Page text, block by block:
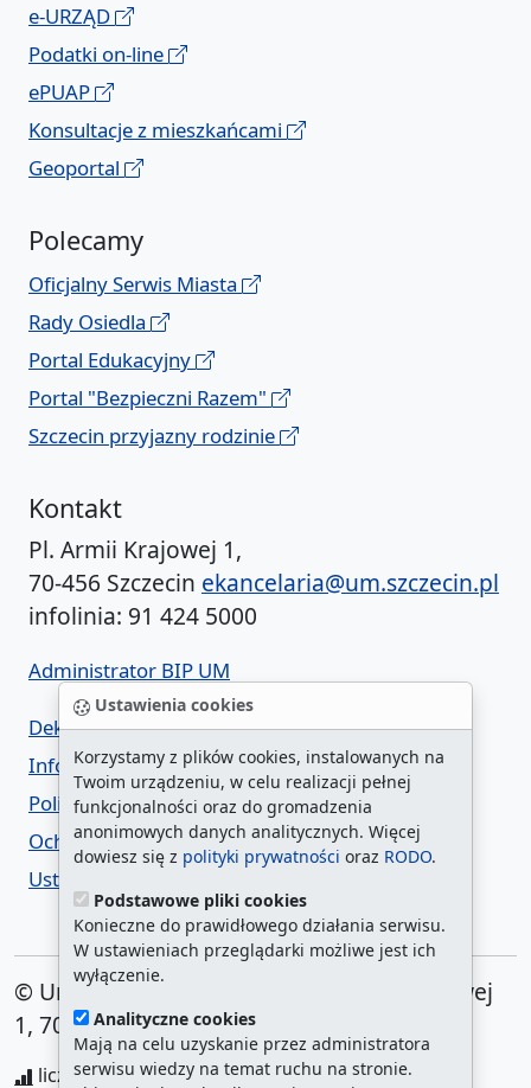
Ustawienia cookies
Korzystamy z plików cookies, instalowanych na
Twoim urządzeniu, w celu realizacji pełnej
funkcjonalności oraz do gromadzenia
anonimowych danych analitycznych. Więcej
dowiesz się z polityki prywatności oraz RODO.
Podstawowe pliki cookies
Konieczne do prawidłowego działania serwisu.
W ustawieniach przeglądarki możliwe jest ich
wyłączenie.
Analityczne cookies
Mają na celu uzyskanie przez administratora
serwisu wiedzy na temat ruchu na stronie.
e-URZĄD
Podatki on-line
ePUAP
Konsultacje z mieszkańcami
Geoportal
Polecamy
Oficjalny Serwis Miasta
Rady Osiedla
Portal Edukacyjny
Portal "Bezpieczni Razem"
Szczecin przyjazny rodzinie
Kontakt
Pl. Armii Krajowej 1,
70-456 Szczecin ekancelaria@um.szczecin.pl
infolinia: 91 424 5000
Administrator BIP UM
Deklaracja dostępności
Informacja o urzędzie w ETR
Polityka prywatności
Ochrona danych osobowych
Ustawienia cookies
© Urząd Miasta Szczecin. Plac Armii Krajowej
1, 70-456 Szczecin
liczba wyświetleń:208326137/ aktualna strona: